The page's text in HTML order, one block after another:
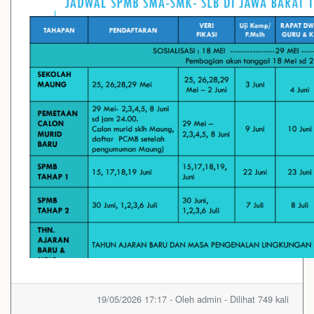
19/05/2026 17:17 - Oleh admin - Dilihat 749 kali